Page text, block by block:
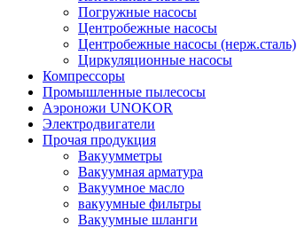
Погружные насосы
Центробежные насосы
Центробежные насосы (нерж.сталь)
Циркуляционные насосы
Компрессоры
Промышленные пылесосы
Аэроножи UNOKOR
Электродвигатели
Прочая продукция
Вакуумметры
Вакуумная арматура
Вакуумное масло
вакуумные фильтры
Вакуумные шланги